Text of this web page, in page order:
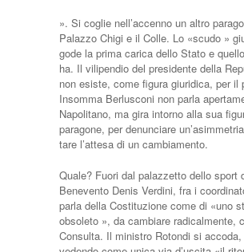
». Si coglie nell’accenno un altro
Palazzo Chigi e il Colle. Lo «scu­do »
gode la prima carica dello Stato e
ha. Il vili­pendio del presidente della
non esiste, come figura giuridica, per il
Insomma Berlusconi non parla
Napolitano, ma gi­ra intorno alla sua
paragone, per denunciare
tare l’attesa di un cambiamento.
Quale? Fuori dal palazzetto dello sport
Benevento Denis Verdini, fra i
parla della Costitu­zione come di «uno
obsole­to », da cambiare radicalmente,
Consulta. Il ministro Rotondi si